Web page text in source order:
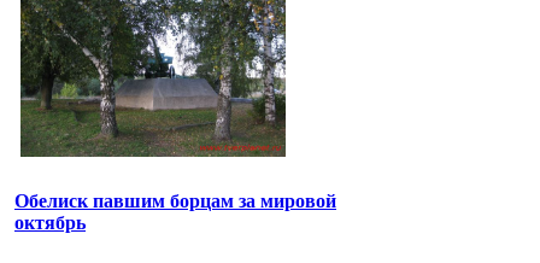
Обелиск павшим борцам за мировой
октябрь